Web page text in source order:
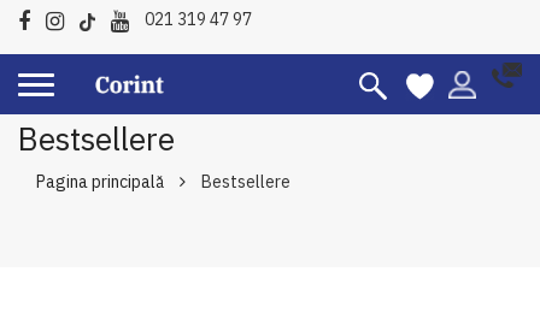
021 319 47 97
Bestsellere
Pagina principală Bestsellere